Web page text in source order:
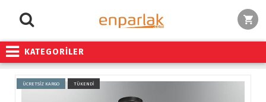
KATEGORİLER
ÜCRETSİZ KARGO TÜKENDİ